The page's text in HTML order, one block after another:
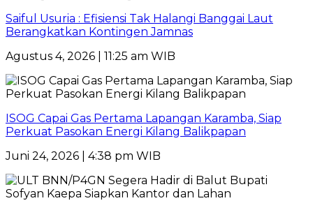
Saiful Usuria : Efisiensi Tak Halangi Banggai Laut
Berangkatkan Kontingen Jamnas
Agustus 4, 2026 | 11:25 am WIB
ISOG Capai Gas Pertama Lapangan Karamba, Siap
Perkuat Pasokan Energi Kilang Balikpapan
Juni 24, 2026 | 4:38 pm WIB